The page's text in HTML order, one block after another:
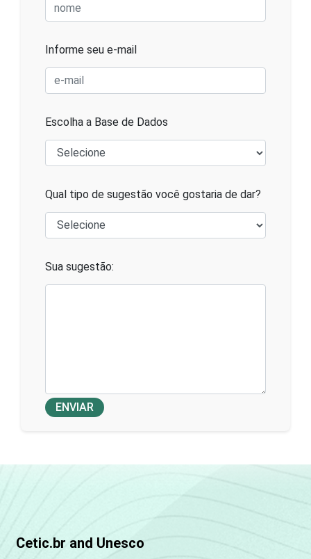
Informe seu e-mail
Escolha a Base de Dados
Qual tipo de sugestão você gostaria de dar?
Sua sugestão:
ENVIAR
Cetic.br and Unesco